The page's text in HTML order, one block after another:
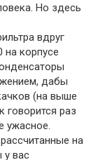
Но здесь
вдруг
на корпусе
дабы
(на выше
говорится раз
ужасное.
на
у вас